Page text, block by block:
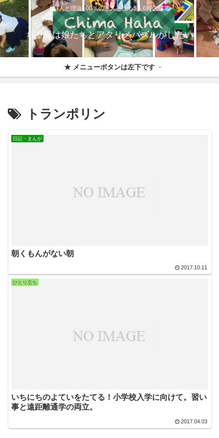
娘3人と理論100％の主人と送る5人6脚の日常
ちま母は娘たちとアタリメパズルがしたい
★ メニューボタンは左下です
トランポリン
日記・まんが
朝くもんがない朝
2017.10.11
ひとり立ち
いちにちのよていをたてる！小学校入学に向けて。習い
事と遠距離通学の両立。
2017.04.03